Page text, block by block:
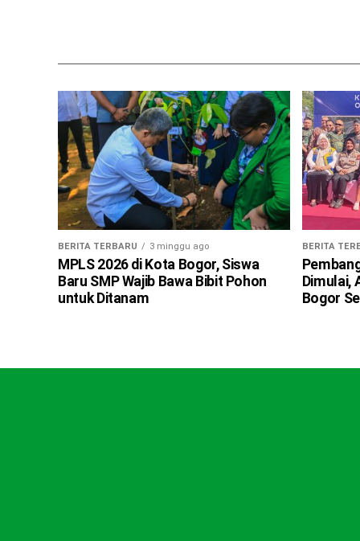
BERITA TERBARU 3 minggu ago
MPLS 2026 di Kota Bogor, Siswa
Baru SMP Wajib Bawa Bibit Pohon
untuk Ditanam
BERITA
Dimulai,
Bogor